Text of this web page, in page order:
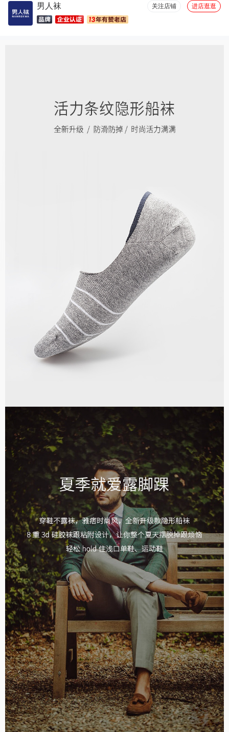
做工精良(17) 体感舒适(16)
尺寸适宜(15) 颜色正(13)
男人袜 关注店铺 进店逛逛